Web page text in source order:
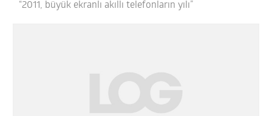
“2011, büyük ekranlı akıllı telefonların yılı”